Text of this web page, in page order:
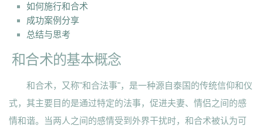
如何施行和合术
成功案例分享
总结与思考
和合术的基本概念
和合术，又称"和合法事"，是一种源自泰国的传统信仰和仪
式，其主要目的是通过特定的法事，促进夫妻、情侣之间的感
情和谐。当两人之间的感情受到外界干扰时，和合术被认为可